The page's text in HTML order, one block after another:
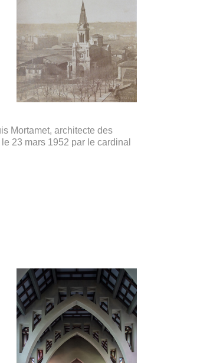
Mortamet, architecte des
23 mars 1952 par le cardinal